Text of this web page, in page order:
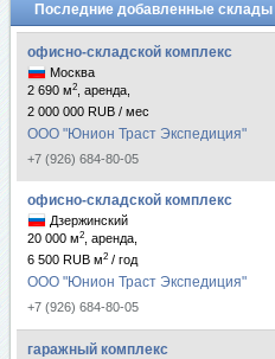
Последние добавленные склады
офисно-складской комплекс
Москва
2 690 м2
, аренда,
2 000 000 RUB / мес
ООО "Юнион Траст Экспедиция"
+7 (926) 684-80-05
офисно-складской комплекс
Дзержинский
20 000 м2
, аренда,
6 500 RUB м2 / год
ООО "Юнион Траст Экспедиция"
+7 (926) 684-80-05
гаражный комплекс